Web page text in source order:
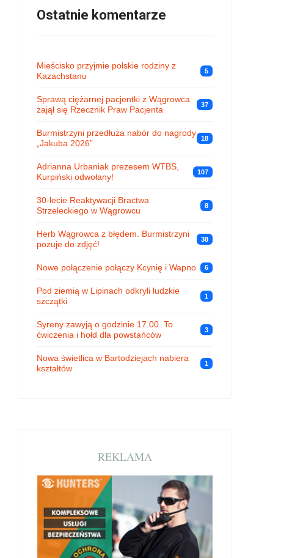
Ostatnie komentarze
Mieścisko przyjmie polskie rodziny z
Kazachstanu
5
Sprawą ciężarnej pacjentki z Wągrowca
zajął się Rzecznik Praw Pacjenta
37
Burmistrzyni przedłuża nabór do nagrody
„Jakuba 2026”
18
Adrianna Urbaniak prezesem WTBS,
Kurpiński odwołany!
107
30-lecie Reaktywacji Bractwa
Strzeleckiego w Wągrowcu
8
Herb Wągrowca z błędem. Burmistrzyni
pozuje do zdjęć!
38
Nowe połączenie połączy Kcynię i Wapno 6
Pod ziemią w Lipinach odkryli ludzkie
szczątki
1
Syreny zawyją o godzinie 17.00. To
ćwiczenia i hołd dla powstańców
3
Nowa świetlica w Bartodziejach nabiera
kształtów
1
REKLAMA